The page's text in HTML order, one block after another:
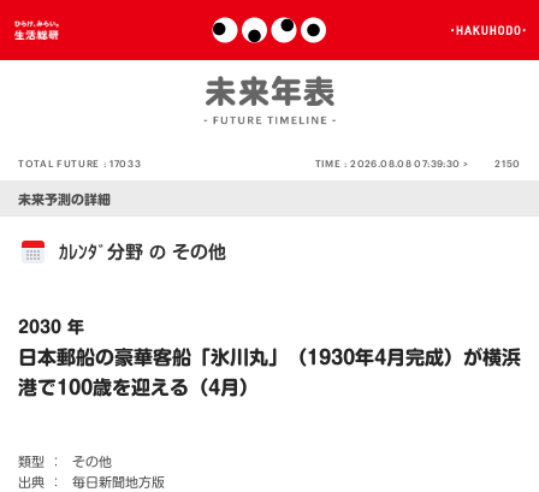
TOTAL FUTURE :17033 TIME :2026.08.08 07:39:30 > 2150
未来予測の詳細
ｶﾚﾝﾀﾞ分野 の その他
2030 年
日本郵船の豪華客船「氷川丸」（1930年4月完成）が横浜
港で100歳を迎える（4月）
類型 ：
その他
出典 ：
毎日新聞地方版